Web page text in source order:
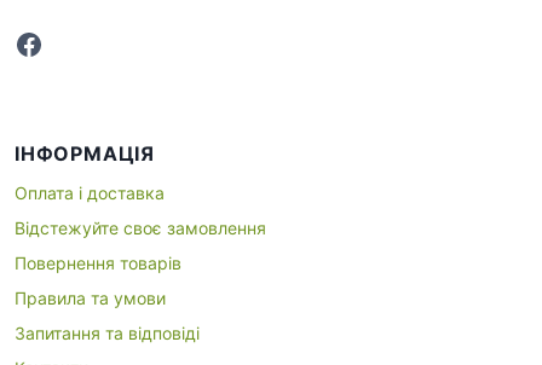
Facebook
ІНФОРМАЦІЯ
Оплата і доставка
Відстежуйте своє замовлення
Повернення товарів
Правила та умови
Запитання та відповіді